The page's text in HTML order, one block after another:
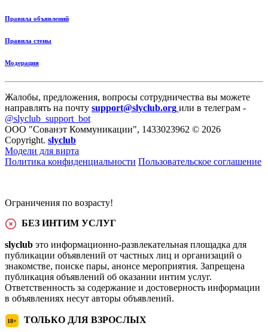
Правила объявлений
Правила стены
Модерация
Жалобы, предложения, вопросы сотрудничества вы можете
направлять на почту support@slyclub.org или в телеграм -
@slyclub_support_bot
ООО "Сованэт Коммуникации", 1433023962 © 2026
Copyright. slyclub
Модели для вирта
Политика конфиденциальности Пользовательское соглашение
Ограничения по возрасту!
БЕЗ ИНТИМ УСЛУГ
slyclub это информационно-развлекательная площадка для
публикации объявлений от частных лиц и организаций о
знакомстве, поиске пары, анонсе мероприятия. Запрещена
публикация объявлений об оказании интим услуг.
Ответственность за содержание и достоверность информации
в объявлениях несут авторы объявлений.
18+ ТОЛЬКО ДЛЯ ВЗРОСЛЫХ